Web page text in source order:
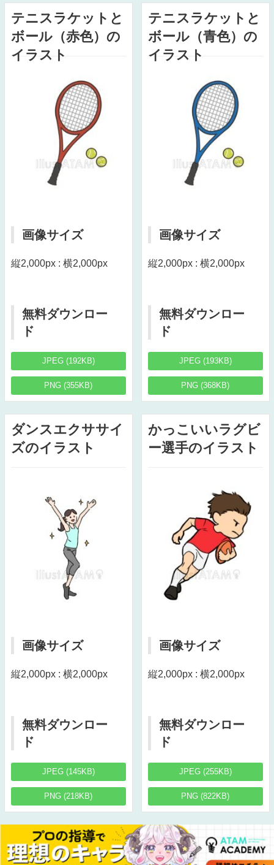
テニスラケットと
ボール（赤色）の
イラスト
画像サイズ
縦2,000px : 横2,000px
無料ダウンロー
ド
JPEG (192KB)
PNG (355KB)
テニスラケットと
ボール（青色）の
イラスト
画像サイズ
縦2,000px : 横2,000px
無料ダウンロー
ド
JPEG (193KB)
PNG (368KB)
ダンスエクササイ
ズのイラスト
画像サイズ
縦2,000px : 横2,000px
無料ダウンロー
ド
JPEG (145KB)
PNG (218KB)
かっこいいラグビ
ー選手のイラスト
画像サイズ
縦2,000px : 横2,000px
無料ダウンロー
ド
JPEG (255KB)
PNG (822KB)